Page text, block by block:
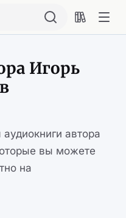
Игорь
автора
вы можете
на